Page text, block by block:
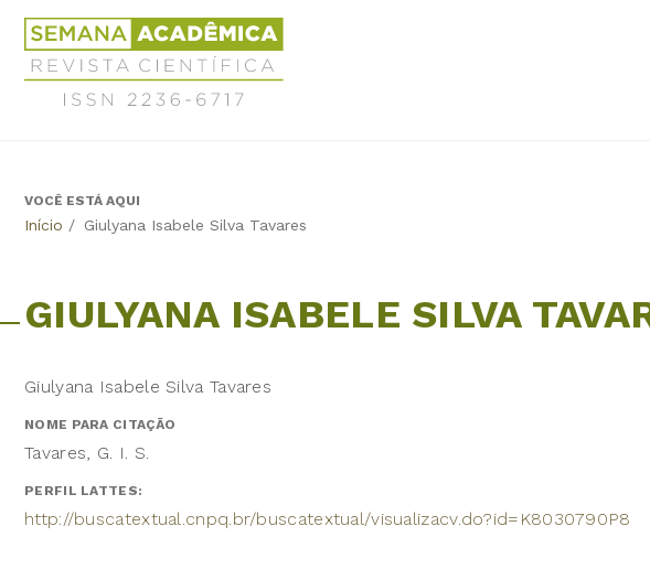
Jump
navigation
Revista
Científica
Semana
Acadêmica
6717
BackVOCÊ ESTÁ AQUI
Início / Giulyana Isabele Silva Tavares
GIULYANA ISABELE SILVA
Giulyana Isabele Silva Tavares
NOME PARA CITAÇÃO
Tavares, G. I. S.
PERFIL LATTES:
http://buscatextual.cnpq.br/buscatextual/visualizacv.do?id=K8030790P8